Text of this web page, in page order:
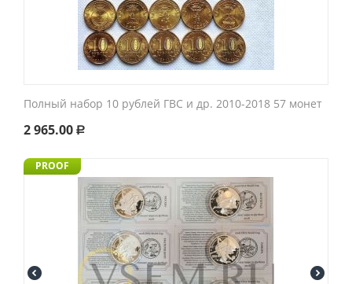
Полный набор 10 рублей ГВС и др. 2010-2018 57 монет
2 965.00 Р
PROOF